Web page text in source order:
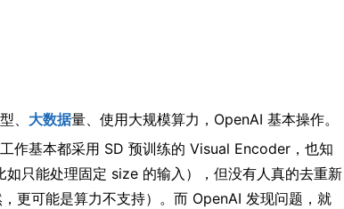
、 大数据量、使用大规模算力，OpenAI 基本操作。
作基本都采用 SD 预训练的 Visual Encoder，也知
只能处理固定 size 的输入），但没有人真的去重新
更可能是算力不支持）。而 OpenAI 发现问题，就